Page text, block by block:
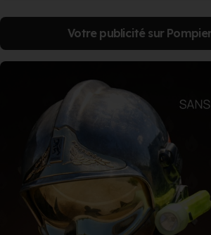
Votre publicité sur